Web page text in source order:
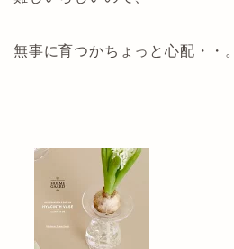
無事に育つかちょっと心配・・。